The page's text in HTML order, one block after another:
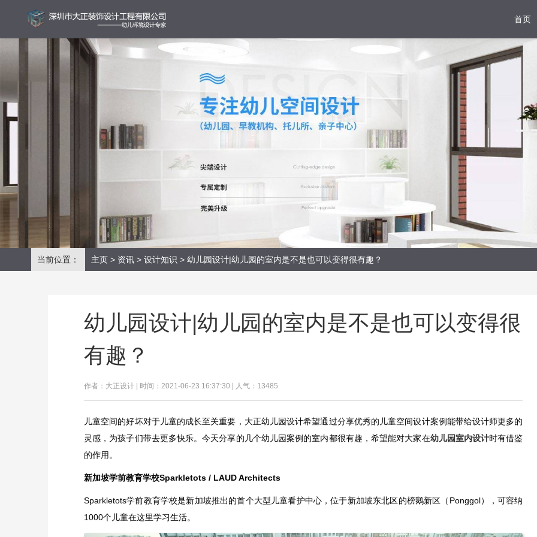
首页
当前位置： 主页 > 资讯 > 设计知识 > 幼儿园设计|幼儿园的室内是不是也可以变得很有趣？
幼儿园设计|幼儿园的室内是不是也可以变得很
有趣？
作者：大正设计 | 时间：2021-06-23 16:37:30 | 人气：13485
儿童空间的好坏对于儿童的成长至关重要，大正幼儿园设计希望通过分享优秀的儿童空间设计案例能带给设计师更多的
灵感，为孩子们带去更多快乐。今天分享的几个幼儿园案例的室内都很有趣，希望能对大家在幼儿园室内设计时有借鉴
的作用。
新加坡学前教育学校Sparkletots / LAUD Architects
Sparkletots学前教育学校是新加坡推出的首个大型儿童看护中心，位于新加坡东北区的榜鹅新区（Ponggol），可容纳
1000个儿童在这里学习生活。